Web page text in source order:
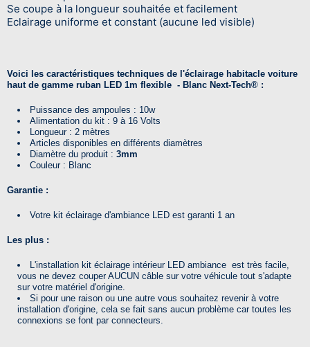
Se coupe à la longueur souhaitée et facilement
Eclairage uniforme et constant (aucune led visible)
Voici les caractéristiques techniques de l'éclairage habitacle voiture
haut de gamme ruban LED 1m flexible - Blanc Next-Tech® :
Puissance des ampoules : 10w
Alimentation du kit : 9 à 16 Volts
Longueur : 2 mètres
Articles disponibles en différents diamètres
Diamètre du produit : 3mm
Couleur : Blanc
Garantie :
Votre kit éclairage d'ambiance LED est garanti 1 an
Les plus :
L'installation kit éclairage intérieur LED ambiance est très facile,
vous ne devez couper AUCUN câble sur votre véhicule tout s'adapte
sur votre matériel d'origine.
Si pour une raison ou une autre vous souhaitez revenir à votre
installation d'origine, cela se fait sans aucun problème car toutes les
connexions se font par connecteurs.